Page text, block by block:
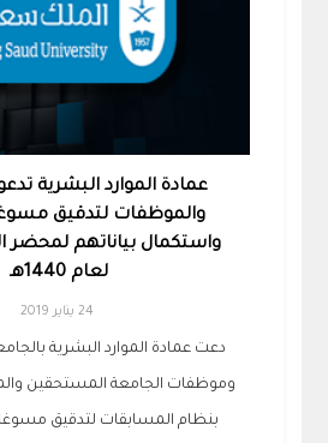
عمادة الموارد البشرية
والموظفات لتدقيق
واستكمال بياناتهم لمحضر
لعام 1440هـ
24 يناير 2019
دعت عمادة الموارد البشرية
وموظفات الجامعة المستحقين
بنظام المسابقات لتدقيق